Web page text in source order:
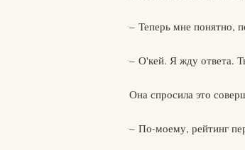
– Теперь мне понятно,
– О'кей. Я жду ответа.
Она спросила это
– По-моему, рейтинг